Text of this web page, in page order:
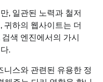
, 일관된 노력과 철저
귀하의 웹사이트는 더
색 엔진에서의 가시
.
니스와 관련된 유용한 정